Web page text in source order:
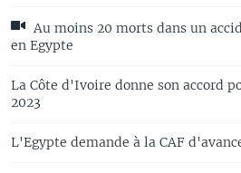
Au moins 20 morts dans un
en Egypte
La Côte d'Ivoire donne son accord
2023
L'Egypte demande à la CAF